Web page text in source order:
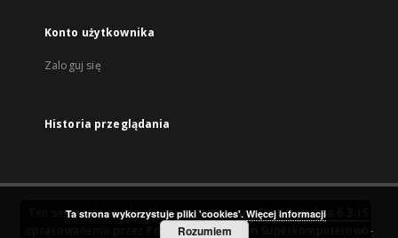
Konto użytkownika
Zaloguj się
Historia przeglądania
Ten serwis działa dzięki oprogramowaniuDInGO dLibra 6.3.15
Poznańskie Centrum Superkomputerowo-
Ta strona wykorzystuje pliki 'cookies'. Więcej informacji
Rozumiem